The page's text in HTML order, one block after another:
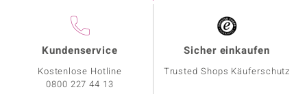
Kundenservice
Kostenlose Hotline
0800 227 44 13
Sicher einkaufen
Trusted Shops Käuferschutz